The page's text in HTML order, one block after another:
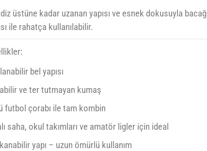
üstüne kadar uzanan yapısı ve esnek dokusuyla
ile rahatça kullanılabilir.
bel yapısı
ve ter tutmayan kumaş
futbol çorabı ile tam kombin
saha, okul takımları ve amatör ligler için ideal
yapı – uzun ömürlü kullanım